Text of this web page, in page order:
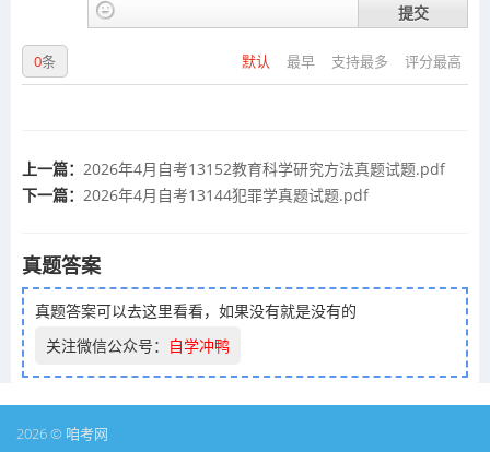
提交
默认 最早 支持最多 评分最高
0条
上一篇： 2026年4月自考13152教育科学研究方法真题试题.pdf
下一篇： 2026年4月自考13144犯罪学真题试题.pdf
真题答案
真题答案可以去这里看看，如果没有就是没有的
关注微信公众号： 自学冲鸭
2026 © 咱考网